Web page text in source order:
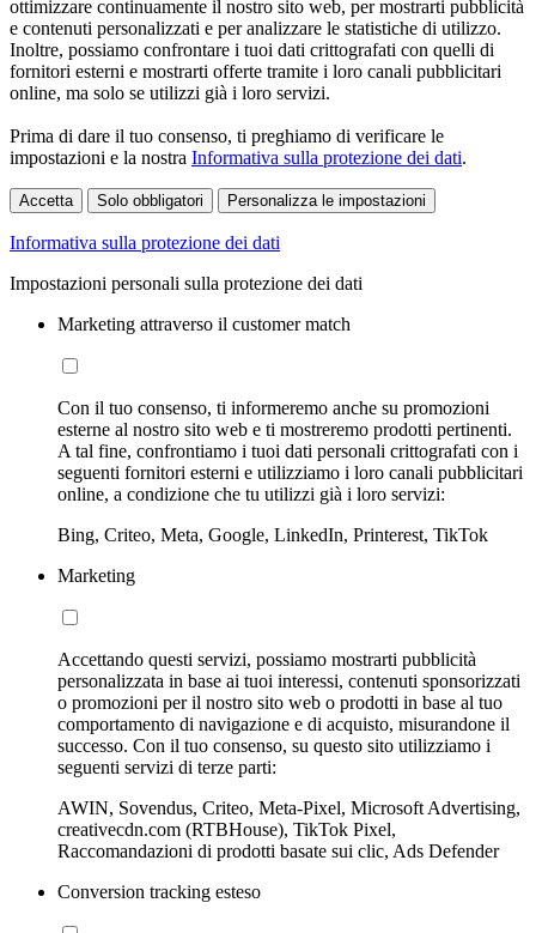
ottimizzare continuamente il nostro sito web, per mostrarti pubblicità
e contenuti personalizzati e per analizzare le statistiche di utilizzo.
Inoltre, possiamo confrontare i tuoi dati crittografati con quelli di
fornitori esterni e mostrarti offerte tramite i loro canali pubblicitari
online, ma solo se utilizzi già i loro servizi.
Prima di dare il tuo consenso, ti preghiamo di verificare le
impostazioni e la nostra Informativa sulla protezione dei dati.
Accetta Solo obbligatori Personalizza le impostazioni
Informativa sulla protezione dei dati
Impostazioni personali sulla protezione dei dati
Marketing attraverso il customer match
Con il tuo consenso, ti informeremo anche su promozioni
esterne al nostro sito web e ti mostreremo prodotti pertinenti.
A tal fine, confrontiamo i tuoi dati personali crittografati con i
seguenti fornitori esterni e utilizziamo i loro canali pubblicitari
online, a condizione che tu utilizzi già i loro servizi:
Bing, Criteo, Meta, Google, LinkedIn, Printerest, TikTok
Marketing
Accettando questi servizi, possiamo mostrarti pubblicità
personalizzata in base ai tuoi interessi, contenuti sponsorizzati
o promozioni per il nostro sito web o prodotti in base al tuo
comportamento di navigazione e di acquisto, misurandone il
successo. Con il tuo consenso, su questo sito utilizziamo i
seguenti servizi di terze parti:
AWIN, Sovendus, Criteo, Meta-Pixel, Microsoft Advertising,
creativecdn.com (RTBHouse), TikTok Pixel,
Raccomandazioni di prodotti basate sui clic, Ads Defender
Conversion tracking esteso